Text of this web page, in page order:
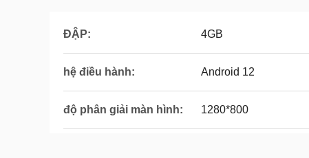
ĐẬP: 4GB
hệ điều hành: Android 12
độ phân giải màn hình: 1280*800